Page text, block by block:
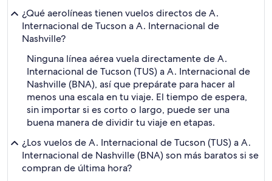
¿Qué aerolíneas tienen vuelos directos de A.
Internacional de Tucson a A. Internacional de
Nashville?
Ninguna línea aérea vuela directamente de A.
Internacional de Tucson (TUS) a A. Internacional de
Nashville (BNA), así que prepárate para hacer al
menos una escala en tu viaje. El tiempo de espera,
sin importar si es corto o largo, puede ser una
buena manera de dividir tu viaje en etapas.
¿Los vuelos de A. Internacional de Tucson (TUS) a A.
Internacional de Nashville (BNA) son más baratos si se
compran de última hora?